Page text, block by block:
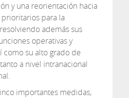
y una reorientación hacia
para la
además sus
operativas y
como su alto grado de
a nivel intranacional
importantes medidas,